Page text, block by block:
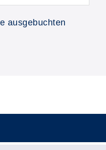
ausgebuchten